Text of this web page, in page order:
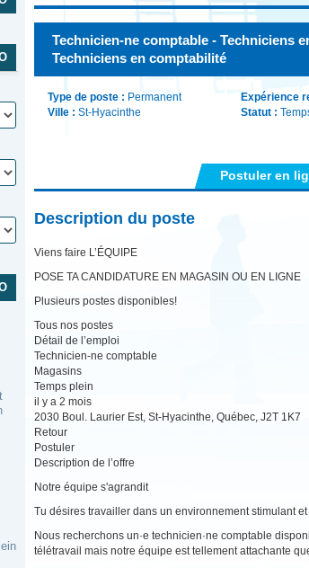
Technicien-ne comptable - Techniciens
Techniciens en comptabilité
Type de poste : Permanent
Ville : St-Hyacinthe
Expérience
Statut :
Postuler en
Description du poste
Viens faire L’ÉQUIPE
POSE TA CANDIDATURE EN MAGASIN OU EN LIGNE
Plusieurs postes disponibles!
Tous nos postes
Détail de l’emploi
Technicien-ne comptable
Magasins
Temps plein
il y a 2 mois
2030 Boul. Laurier Est, St-Hyacinthe, Québec, J2T 1K7
Retour
Postuler
Description de l’offre
Notre équipe s'agrandit
Tu désires travailler dans un environnement stimulant
Nous recherchons un·e technicien·ne comptable
télétravail mais notre équipe est tellement attachante